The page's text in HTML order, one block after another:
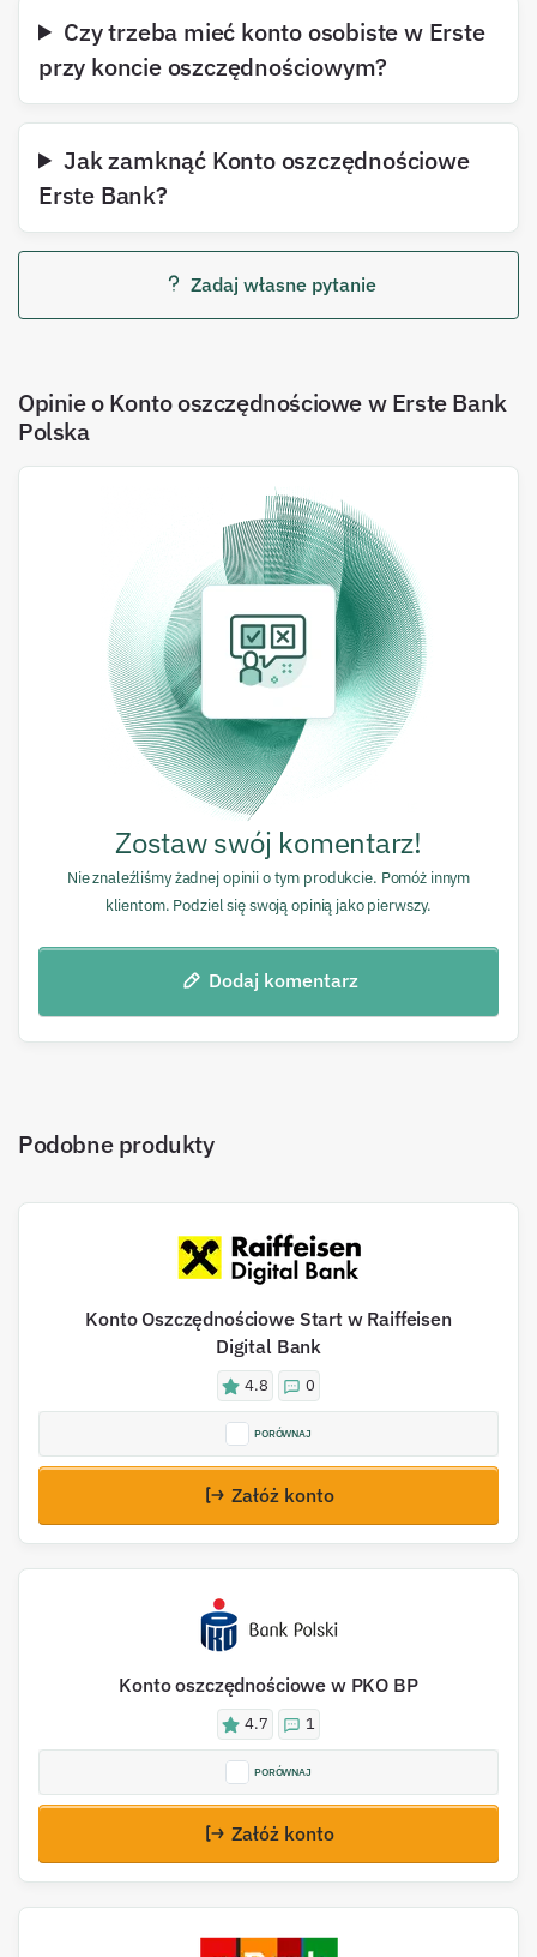
Czy trzeba mieć konto osobiste w Erste
przy koncie oszczędnościowym?
Jak zamknąć Konto oszczędnościowe
Erste Bank?
Zadaj własne pytanie
Opinie o Konto oszczędnościowe w Erste Bank
Polska
Zostaw swój komentarz!
Nie znaleźliśmy żadnej opinii o tym produkcie. Pomóż innym
klientom. Podziel się swoją opinią jako pierwszy.
Dodaj komentarz
Podobne produkty
Konto Oszczędnościowe Start w Raiffeisen
Digital Bank
4.8 0
PORÓWNAJ
Załóż konto
Konto oszczędnościowe w PKO BP
4.7 1
PORÓWNAJ
Załóż konto